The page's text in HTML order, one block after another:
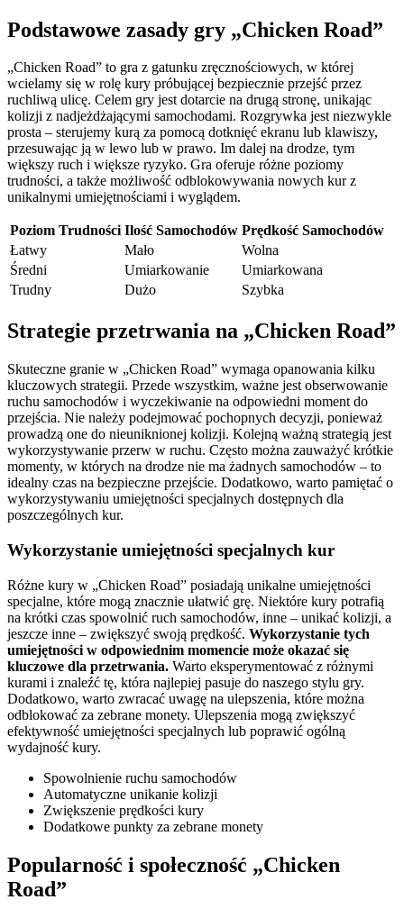
Podstawowe zasady gry „Chicken Road”
„Chicken Road” to gra z gatunku zręcznościowych, w której
wcielamy się w rolę kury próbującej bezpiecznie przejść przez
ruchliwą ulicę. Celem gry jest dotarcie na drugą stronę, unikając
kolizji z nadjeżdżającymi samochodami. Rozgrywka jest niezwykle
prosta – sterujemy kurą za pomocą dotknięć ekranu lub klawiszy,
przesuwając ją w lewo lub w prawo. Im dalej na drodze, tym
większy ruch i większe ryzyko. Gra oferuje różne poziomy
trudności, a także możliwość odblokowywania nowych kur z
unikalnymi umiejętnościami i wyglądem.
Poziom Trudności Ilość Samochodów Prędkość Samochodów
Łatwy
Mało
Wolna
Średni
Umiarkowanie
Umiarkowana
Trudny
Dużo Szybka
Strategie przetrwania na „Chicken Road”
Skuteczne granie w „Chicken Road” wymaga opanowania kilku
kluczowych strategii. Przede wszystkim, ważne jest obserwowanie
ruchu samochodów i wyczekiwanie na odpowiedni moment do
przejścia. Nie należy podejmować pochopnych decyzji, ponieważ
prowadzą one do nieuniknionej kolizji. Kolejną ważną strategią jest
wykorzystywanie przerw w ruchu. Często można zauważyć krótkie
momenty, w których na drodze nie ma żadnych samochodów – to
idealny czas na bezpieczne przejście. Dodatkowo, warto pamiętać o
wykorzystywaniu umiejętności specjalnych dostępnych dla
poszczególnych kur.
Wykorzystanie umiejętności specjalnych kur
Różne kury w „Chicken Road” posiadają unikalne umiejętności
specjalne, które mogą znacznie ułatwić grę. Niektóre kury potrafią
na krótki czas spowolnić ruch samochodów, inne – unikać kolizji, a
jeszcze inne – zwiększyć swoją prędkość. Wykorzystanie tych
umiejętności w odpowiednim momencie może okazać się
kluczowe dla przetrwania. Warto eksperymentować z różnymi
kurami i znaleźć tę, która najlepiej pasuje do naszego stylu gry.
Dodatkowo, warto zwracać uwagę na ulepszenia, które można
odblokować za zebrane monety. Ulepszenia mogą zwiększyć
efektywność umiejętności specjalnych lub poprawić ogólną
wydajność kury.
Spowolnienie ruchu samochodów
Automatyczne unikanie kolizji
Zwiększenie prędkości kury
Dodatkowe punkty za zebrane monety
Popularność i społeczność „Chicken
Road”